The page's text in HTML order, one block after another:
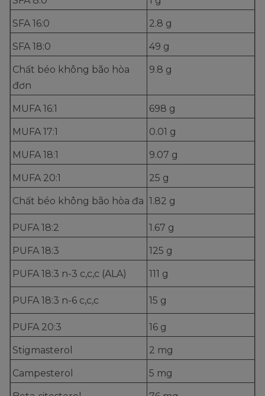
SFA 16:0 2.8 g
SFA 18:0 49 g
Chất béo không bão hòa
đơn
9.8 g
MUFA 16:1 698 g
MUFA 17:1 0.01 g
MUFA 18:1 9.07 g
MUFA 20:1 25 g
Chất béo không bão hòa đa 1.82 g
PUFA 18:2 1.67 g
PUFA 18:3 125 g
PUFA 18:3 n-3 c,c,c (ALA) 111 g
PUFA 18:3 n-6 c,c,c 15 g
PUFA 20:3 16 g
Stigmasterol 2 mg
Campesterol 5 mg